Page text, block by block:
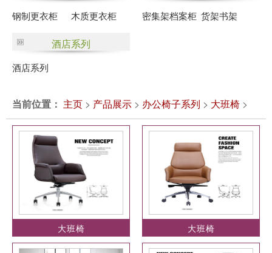
钢制更衣柜 木质更衣柜 密集架档案柜 货架书架
酒店系列
酒店系列
当前位置： 主页 > 产品展示 > 办公椅子系列 > 大班椅 >
大班椅 大班椅